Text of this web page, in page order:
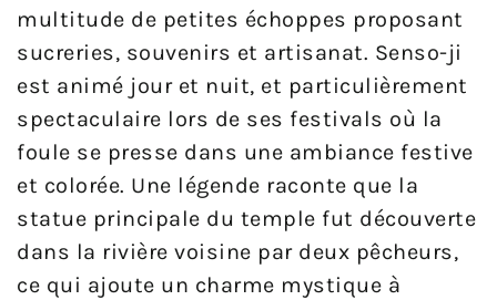
multitude de petites échoppes proposant
sucreries, souvenirs et artisanat. Senso-ji
est animé jour et nuit, et particulièrement
spectaculaire lors de ses festivals où la
foule se presse dans une ambiance festive
et colorée. Une légende raconte que la
statue principale du temple fut découverte
dans la rivière voisine par deux pêcheurs,
ce qui ajoute un charme mystique à